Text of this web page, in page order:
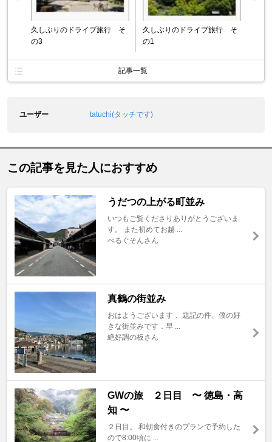
久しぶりのドライブ旅行 そ
の3
久しぶりのドライブ旅行 そ
の1
記事一覧
ユーザー tatuchi(タッチです)
この記事を見た人におすすめ
うだつの上がる町並み
いつもご覧くださりありがとうございま
す。 また初めてお越 ...
べるぐそんさん
真鶴の街並み
おはようございます． 題記の件、僕の好
きな街並みです．早 ...
絶好調の板さん
GWの旅 ２日目 〜 徳島・高
知 〜
２日目。 和朝食付きのプランで予約した
ので8:00頃に ...